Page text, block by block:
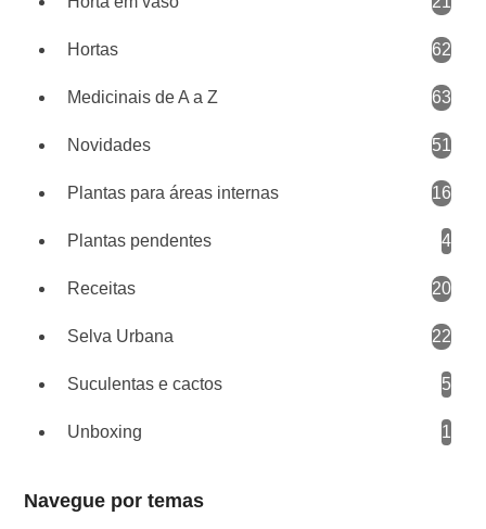
Hortas 62
Medicinais de A a Z 63
Novidades 51
Plantas para áreas internas 16
Plantas pendentes 4
Receitas 20
Selva Urbana 22
Suculentas e cactos 5
Unboxing 1
Navegue por temas